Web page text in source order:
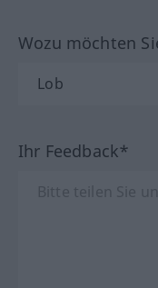
Wozu möchten
Ihr Feedback*